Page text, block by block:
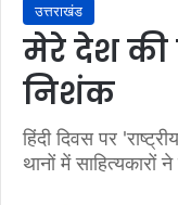
उत्तराखंड
मेरे देश की
निशंक
हिंदी दिवस पर
थानों में साहित्यकारों